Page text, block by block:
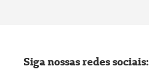
Siga nossas redes sociais: